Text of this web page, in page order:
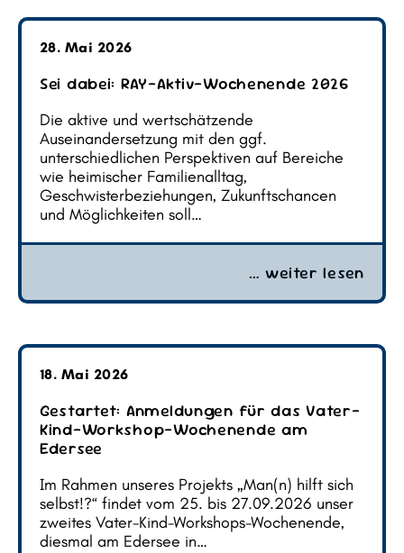
28. Mai 2026
Sei dabei: RAY-Aktiv-Wochenende 2026
Die aktive und wertschätzende
Auseinandersetzung mit den ggf.
unterschiedlichen Perspektiven auf Bereiche
wie heimischer Familienalltag,
Geschwisterbeziehungen, Zukunftschancen
und Möglichkeiten soll…
… weiter lesen
18. Mai 2026
Gestartet: Anmeldungen für das Vater-
Kind-Workshop-Wochenende am
Edersee
Im Rahmen unseres Projekts „Man(n) hilft sich
selbst!?“ findet vom 25. bis 27.09.2026 unser
zweites Vater-Kind-Workshops-Wochenende,
diesmal am Edersee in…